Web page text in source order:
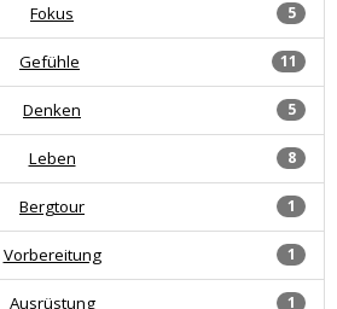
5
Fokus
11
Gefühle
5
Denken
8
Leben
1
Bergtour
1
Vorbereitung
1
Ausrüstung